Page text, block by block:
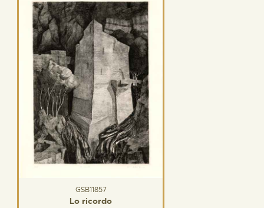
GSB11857
Lo ricordo